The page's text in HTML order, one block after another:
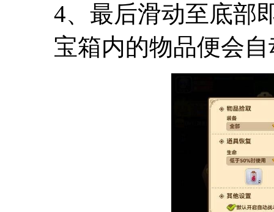
4、最后滑动至底部
宝箱内的物品便会